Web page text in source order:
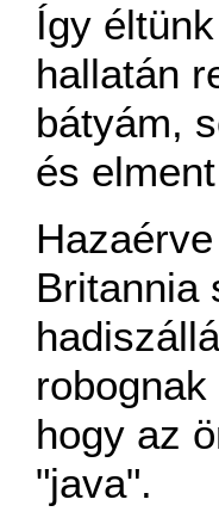
Így
hallatán
bátyám,
és
Britannia
hogy az
"java".